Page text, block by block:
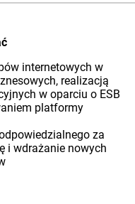
internetowych w
realizacją
w oparciu o ESB
platformy
za
i wdrażanie nowych